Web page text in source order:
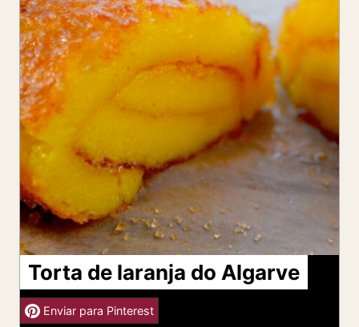
Torta de laranja do Algarve
Enviar para Pinterest